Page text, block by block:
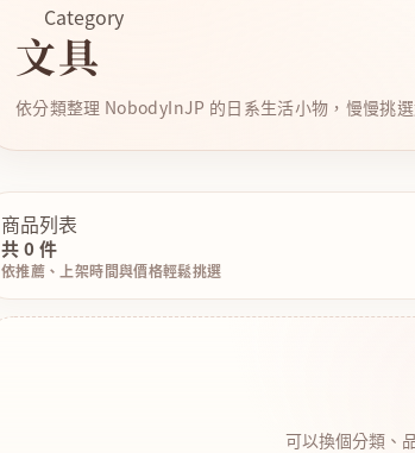
Category
文具
依分類整理 NobodyInJP 的日系生活小物，慢慢挑
商品列表
共 0 件
依推薦、上架時間與價格輕鬆挑選
可以換個分類、